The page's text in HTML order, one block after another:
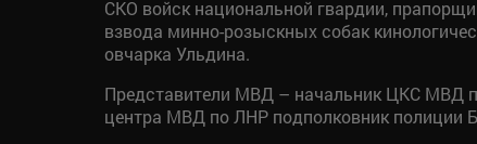
СКО войск национальной гвардии,
взвода минно-розыскных собак
овчарка Ульдина.
Представители МВД – начальник ЦКС МВД
центра МВД по ЛНР подполковник полиции